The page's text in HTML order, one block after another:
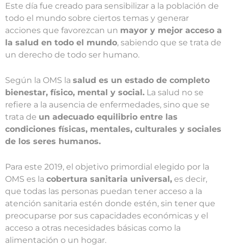
Este día fue creado para sensibilizar a la población de
todo el mundo sobre ciertos temas y generar
acciones que favorezcan un mayor y mejor acceso a
la salud en todo el mundo, sabiendo que se trata de
un derecho de todo ser humano.
Según la OMS la salud es un estado de completo
bienestar, físico, mental y social. La salud no se
refiere a la ausencia de enfermedades, sino que se
trata de un adecuado equilibrio entre las
condiciones físicas, mentales, culturales y sociales
de los seres humanos.
Para este 2019, el objetivo primordial elegido por la
OMS es la cobertura sanitaria universal, es decir,
que todas las personas puedan tener acceso a la
atención sanitaria estén donde estén, sin tener que
preocuparse por sus capacidades económicas y el
acceso a otras necesidades básicas como la
alimentación o un hogar.